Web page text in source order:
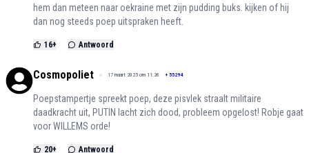
hem dan meteen naar oekraine met zijn pudding buks. kijken of hij
dan nog steeds poep uitspraken heeft.
16+ Antwoord
Cosmopoliet 17 maart 2025 om 11:26 + 55294
Poepstampertje spreekt poep, deze pisvlek straalt militaire
daadkracht uit, PUTIN lacht zich dood, probleem opgelost! Robje gaat
voor WILLEMS orde!
20+ Antwoord